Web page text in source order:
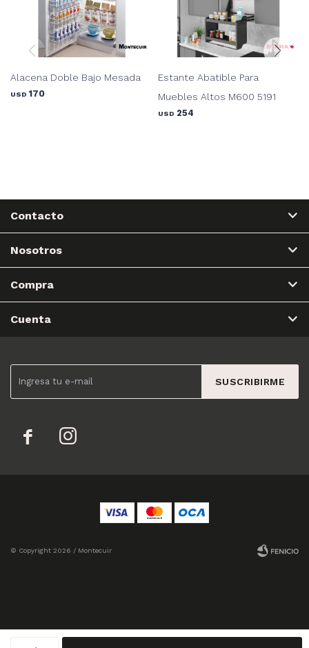
Alacena Doble Bajo Mesada
USD 170
Estante Abatible Para
Muebles Altos M600 5191
USD 254
SUSCRIBIRME
 
Contacto
Nosotros
Compra
Cuenta
© Copyright 2026 / Montecuir